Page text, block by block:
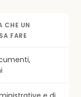
CHE UN
FARE